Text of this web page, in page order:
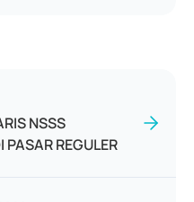
NSSS
REGULER